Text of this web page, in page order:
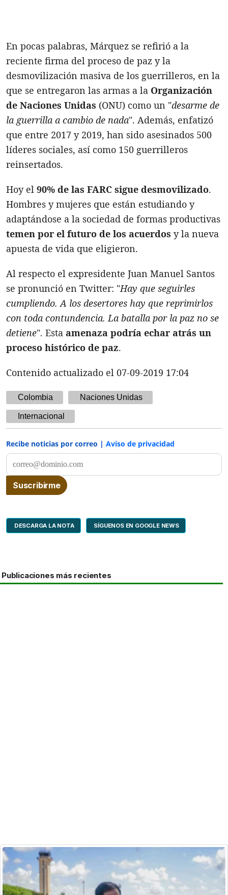
En pocas palabras, Márquez se refirió a la
reciente firma del proceso de paz y la
desmovilización masiva de los guerrilleros, en la
que se entregaron las armas a la Organización
de Naciones Unidas (ONU) como un "desarme de
la guerrilla a cambio de nada". Además, enfatizó
que entre 2017 y 2019, han sido asesinados 500
líderes sociales, así como 150 guerrilleros
reinsertados.
Hoy el 90% de las FARC sigue desmovilizado.
Hombres y mujeres que están estudiando y
adaptándose a la sociedad de formas productivas
temen por el futuro de los acuerdos y la nueva
apuesta de vida que eligieron.
Al respecto el expresidente Juan Manuel Santos
se pronunció en Twitter: "Hay que seguirles
cumpliendo. A los desertores hay que reprimirlos
con toda contundencia. La batalla por la paz no se
detiene". Esta amenaza podría echar atrás un
proceso histórico de paz.
Contenido actualizado el 07-09-2019 17:04
Colombia Naciones Unidas
Internacional
Recibe noticias por correo | Aviso de privacidad
DESCARGA LA NOTA SÍGUENOS EN GOOGLE NEWS
Publicaciones más recientes